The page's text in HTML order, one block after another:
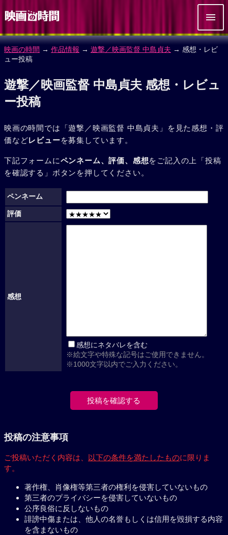
映画の時間 → 作品情報 → 遊撃／映画監督 中島貞夫 → 感想・レビ
ュー投稿
遊撃／映画監督 中島貞夫 感想・レビュ
ー投稿
映画の時間では「遊撃／映画監督 中島貞夫」を見た感想・評
価などレビューを募集しています。
下記フォームにペンネーム、評価、感想をご記入の上「投稿
を確認する」ボタンを押してください。
ペンネーム
評価
感想
感想にネタバレを含む
※絵文字や特殊な記号はご使用できません。
※1000文字以内でご入力ください。
投稿の注意事項
ご投稿いただく内容は、 以下の条件を満たしたものに限りま
す。
著作権、肖像権等第三者の権利を侵害していないもの
第三者のプライバシーを侵害していないもの
公序良俗に反しないもの
誹謗中傷または、他人の名誉もしくは信用を毀損する内容
を含まないもの